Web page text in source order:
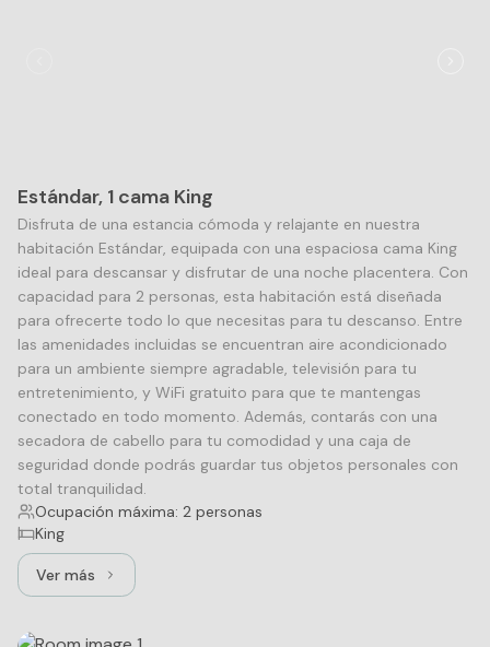
Estándar, 1 cama King
Disfruta de una estancia cómoda y relajante en nuestra
habitación Estándar, equipada con una espaciosa cama King
ideal para descansar y disfrutar de una noche placentera. Con
capacidad para 2 personas, esta habitación está diseñada
para ofrecerte todo lo que necesitas para tu descanso. Entre
las amenidades incluidas se encuentran aire acondicionado
para un ambiente siempre agradable, televisión para tu
entretenimiento, y WiFi gratuito para que te mantengas
conectado en todo momento. Además, contarás con una
secadora de cabello para tu comodidad y una caja de
seguridad donde podrás guardar tus objetos personales con
total tranquilidad.
Ocupación máxima: 2 personas
King
Ver másVer más: Estándar, 1 cama King